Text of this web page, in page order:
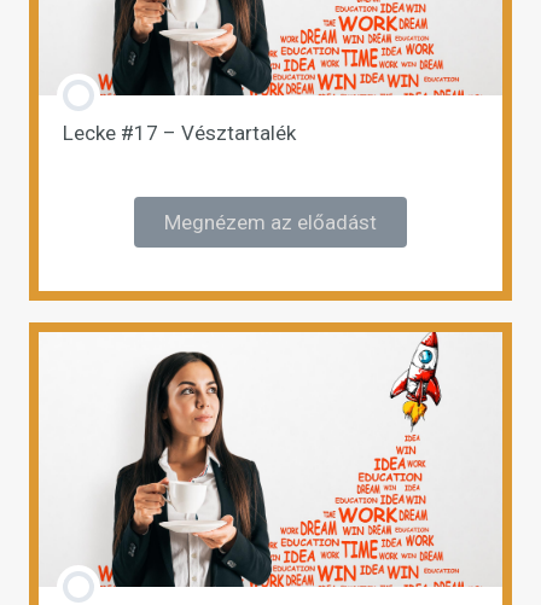
Lecke #17 – Vésztartalék
Megnézem az előadást